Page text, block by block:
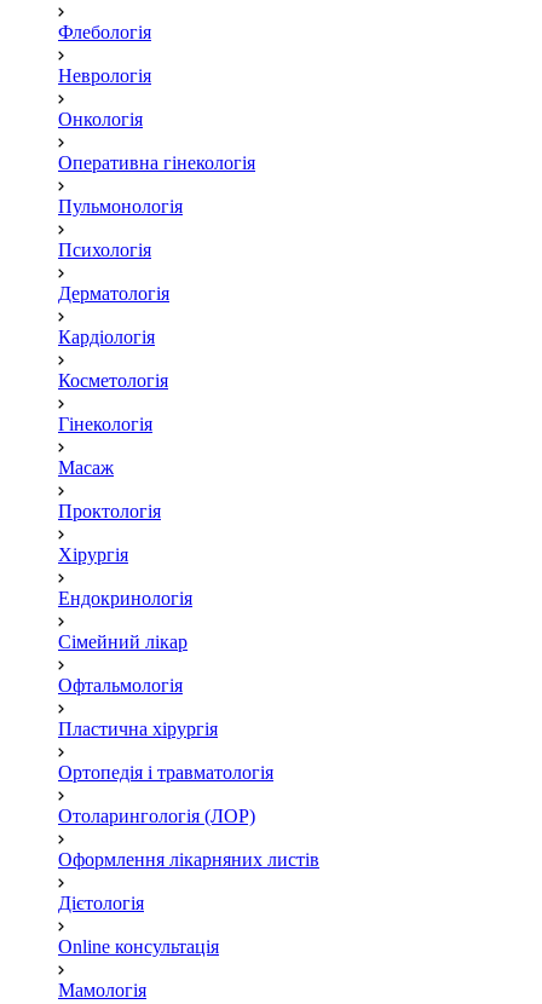
Флебологія
Неврологія
Онкологія
Оперативна гінекологія
Пульмонологія
Психологія
Дерматологія
Кардіологія
Косметологія
Гінекологія
Масаж
Проктологія
Хірургія
Ендокринологія
Сімейний лікар
Офтальмологія
Пластична хірургія
Ортопедія і травматологія
Отоларингологія (ЛОР)
Оформлення лікарняних листів
Дієтологія
Online консультація
Мамологія